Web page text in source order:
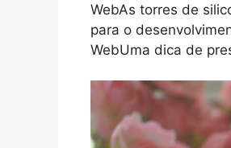
WebAs torres de
para o
WebUma dica de